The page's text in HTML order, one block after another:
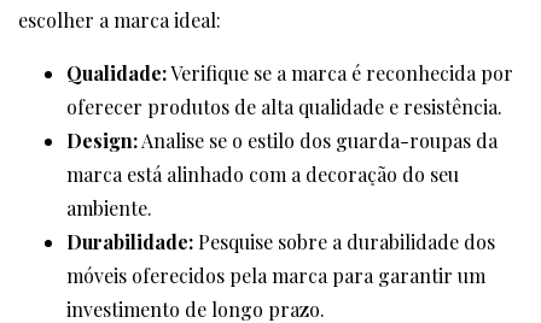
escolher a marca ideal:
Qualidade:Verifique se a marca é reconhecida por
oferecer produtos de alta qualidade e resistência.
Design:Analise se o estilo dos guarda-roupas da
marca está alinhado com a decoração do seu
ambiente.
Durabilidade: Pesquise sobre a durabilidade dos
móveis oferecidos pela marca para garantir um
investimento de longo prazo.